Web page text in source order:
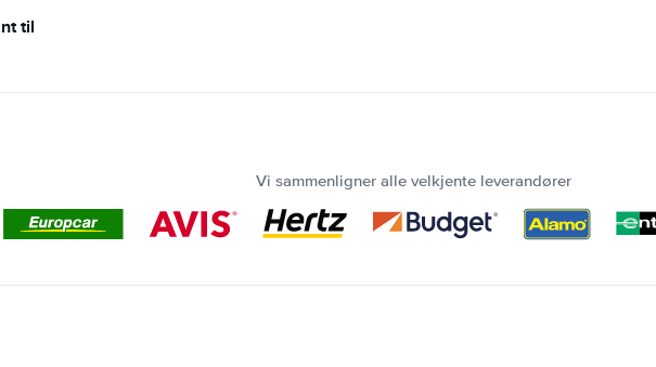
til
Vi sammenligner alle velkjente leverandører